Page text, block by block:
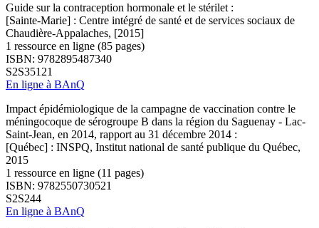
Guide sur la contraception hormonale et le stérilet :
[Sainte-Marie] : Centre intégré de santé et de services sociaux de
Chaudière-Appalaches, [2015]
1 ressource en ligne (85 pages)
ISBN: 9782895487340
S2S35121
En ligne à BAnQ
Impact épidémiologique de la campagne de vaccination contre le
méningocoque de sérogroupe B dans la région du Saguenay - Lac-
Saint-Jean, en 2014, rapport au 31 décembre 2014 :
[Québec] : INSPQ, Institut national de santé publique du Québec,
2015
1 ressource en ligne (11 pages)
ISBN: 9782550730521
S2S244
En ligne à BAnQ